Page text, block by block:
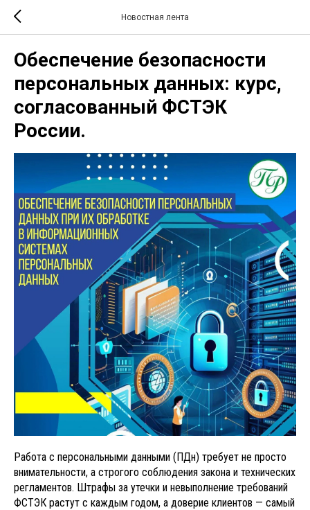
Новостная лента
Обеспечение безопасности
персональных данных: курс,
согласованный ФСТЭК
России.
Работа с персональными данными (ПДн) требует не просто
внимательности, а строгого соблюдения закона и технических
регламентов. Штрафы за утечки и невыполнение требований
ФСТЭК растут с каждым годом, а доверие клиентов — самый